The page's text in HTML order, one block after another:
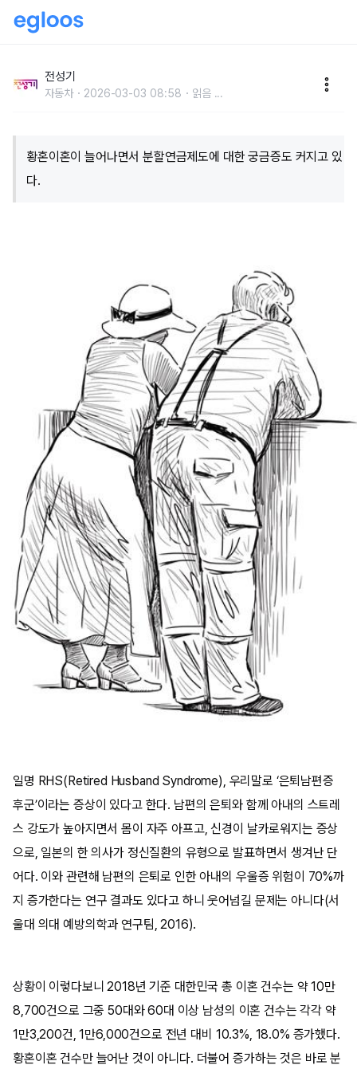
전성기
자동차 2026-03-03 08:58 읽음 ...
황혼이혼이 늘어나면서 분할연금제도에 대한 궁금증도 커지고 있
다.
일명 RHS(Retired Husband Syndrome), 우리말로 ‘은퇴남편증
후군’이라는 증상이 있다고 한다. 남편의 은퇴와 함께 아내의 스트레
스 강도가 높아지면서 몸이 자주 아프고, 신경이 날카로워지는 증상
으로, 일본의 한 의사가 정신질환의 유형으로 발표하면서 생겨난 단
어다. 이와 관련해 남편의 은퇴로 인한 아내의 우울증 위험이 70%까
지 증가한다는 연구 결과도 있다고 하니 웃어넘길 문제는 아니다(서
울대 의대 예방의학과 연구팀, 2016).
상황이 이렇다보니 2018년 기준 대한민국 총 이혼 건수는 약 10만
8,700건으로 그중 50대와 60대 이상 남성의 이혼 건수는 각각 약
1만3,200건, 1만6,000건으로 전년 대비 10.3%, 18.0% 증가했다.
황혼이혼 건수만 늘어난 것이 아니다. 더불어 증가하는 것은 바로 분